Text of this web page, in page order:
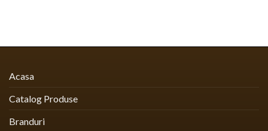
Acasa
Catalog Produse
Branduri